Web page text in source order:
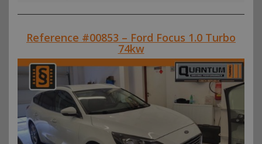
Reference #00853 – Ford Focus 1.0 Turbo
74kw